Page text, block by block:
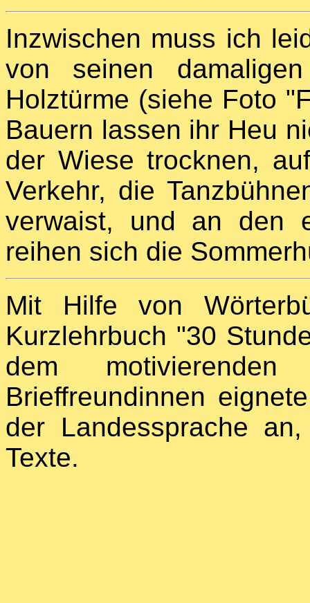
Inzwischen muss ich
von seinen
Holztürme (siehe Foto
Bauern lassen ihr Heu
der Wiese trocknen,
Verkehr, die
verwaist, und an den
reihen sich die
Mit Hilfe von
Kurzlehrbuch "30
dem
Brieffreundinnen
der Landessprache
Texte.